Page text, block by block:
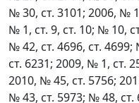
№ 30, ст. 3101; 2006, №
№ 1, ст. 9, ст. 10; № 10,
№ 42, ст. 4696, ст.
ст. 6231; 2009, № 1, ст.
2010, № 45, ст. 5756;
№ 43, ст. 5973; № 48, ст.